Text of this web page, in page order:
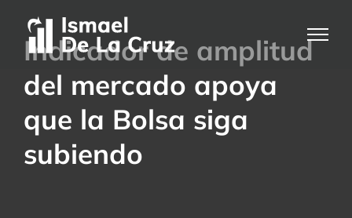
contenido
Indicador de amplitud
del mercado apoya
que la Bolsa siga
subiendo